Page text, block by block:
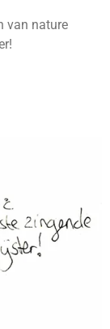
van nature